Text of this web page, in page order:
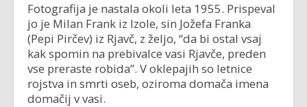
Fotografija je nastala okoli leta 1955. Prispeval
jo je Milan Frank iz Izole, sin Jožefa Franka
(Pepi Pirčev) iz Rjavč, z željo, “da bi ostal vsaj
kak spomin na prebivalce vasi Rjavče, preden
vse preraste robida”. V oklepajih so letnice
rojstva in smrti oseb, oziroma domača imena
domačij v vasi.